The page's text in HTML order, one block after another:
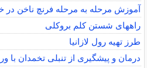
آموزش مرحله به مرحله فرنچ ناخن در
راههای شستن کلم بروکلی
طرز تهیه رول لازانیا
درمان و پیشگیری از تنبلی تخمدان با